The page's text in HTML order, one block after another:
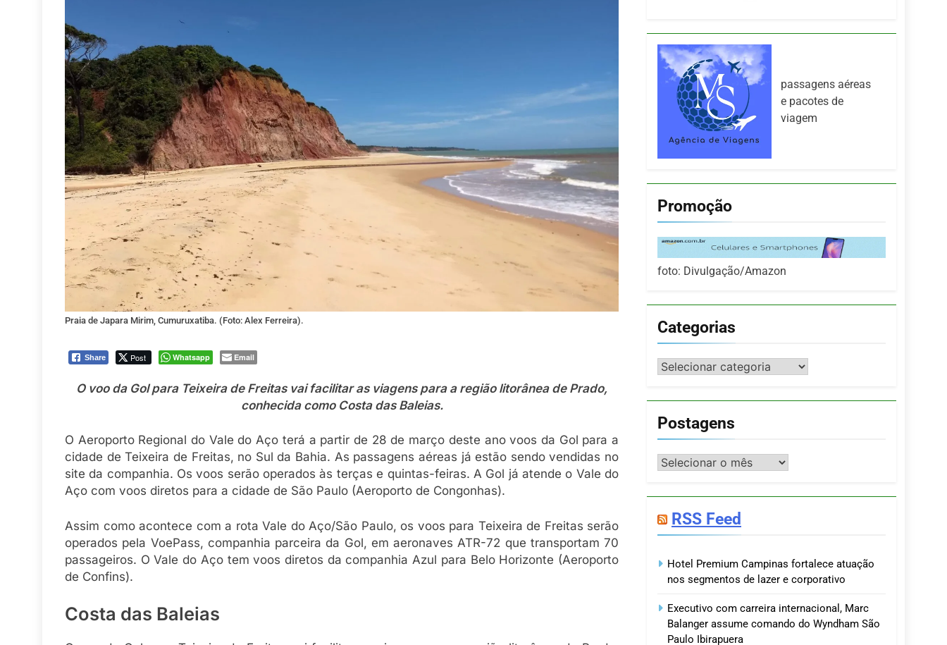
Praia de Japara Mirim, Cumuruxatiba. (Foto: Alex Ferreira).
Share Post Whatsapp Email
O voo da Gol para Teixeira de Freitas vai facilitar as viagens para a região litorânea de Prado,
conhecida como Costa das Baleias.
O Aeroporto Regional do Vale do Aço terá a partir de 28 de março deste ano voos da Gol para a
cidade de Teixeira de Freitas, no Sul da Bahia. As passagens aéreas já estão sendo vendidas no
site da companhia. Os voos serão operados às terças e quintas-feiras. A Gol já atende o Vale do
Aço com voos diretos para a cidade de São Paulo (Aeroporto de Congonhas).
Assim como acontece com a rota Vale do Aço/São Paulo, os voos para Teixeira de Freitas serão
operados pela VoePass, companhia parceira da Gol, em aeronaves ATR-72 que transportam 70
passageiros. O Vale do Aço tem voos diretos da companhia Azul para Belo Horizonte (Aeroporto
de Confins).
Costa das Baleias
passagens aéreas
e pacotes de
viagem
Promoção
foto: Divulgação/Amazon
Categorias
Categorias
Postagens
Postagens
RSS Feed
Hotel Premium Campinas fortalece atuação
nos segmentos de lazer e corporativo
Executivo com carreira internacional, Marc
Balanger assume comando do Wyndham São
Paulo Ibirapuera